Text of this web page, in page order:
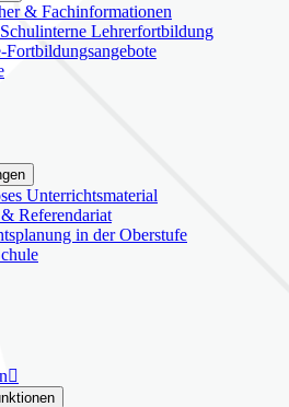
& Fachinformationen
Lehrerfortbildung
Fortbildungsangebote
Unterrichtsmaterial
Referendariat
in der Oberstufe
